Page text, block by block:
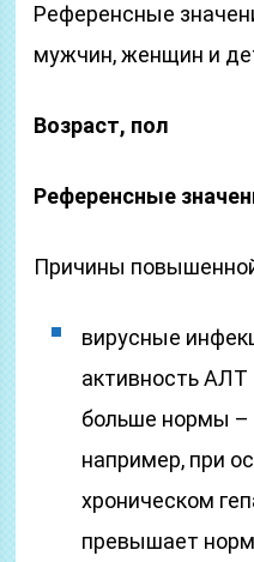
Референсные
мужчин, женщин и
Возраст, пол
Референсные
Причины
вирусные
активность АЛТ
больше нормы –
например, при
хроническом
превышает